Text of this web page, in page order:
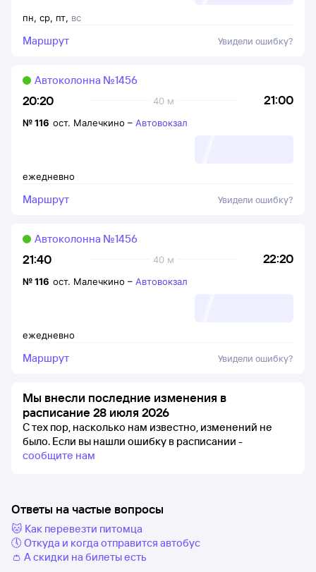
пн, ср, пт, вс
Маршрут Увидели ошибку?
20:20 21:00
40 м
Автоколонна №1456
ежедневно
№116 ост. Малечкино – Автовокзал
Маршрут Увидели ошибку?
21:40 22:20
40 м
Автоколонна №1456
ежедневно
№116 ост. Малечкино – Автовокзал
Маршрут Увидели ошибку?
Мы внесли последние изменения в
расписание 28 июля 2026
С тех пор, насколько нам известно, изменений не
было. Если вы нашли ошибку в расписании -
сообщите нам
Ответы на частые вопросы
🐱 Как перевезти питомца
🕔 Откуда и когда отправится автобус
👛 А скидки на билеты есть